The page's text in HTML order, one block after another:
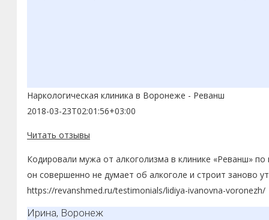
Наркологическая клиника в Воронеже - Реванш
2018-03-23T02:01:56+03:00
Читать отзывы
Кодировали мужа от алкоголизма в клинике «Реванш»
он совершенно не думает об алкоголе и строит заново
https://revanshmed.ru/testimonials/lidiya-ivanovna-voronezh/
Ирина, Воронеж